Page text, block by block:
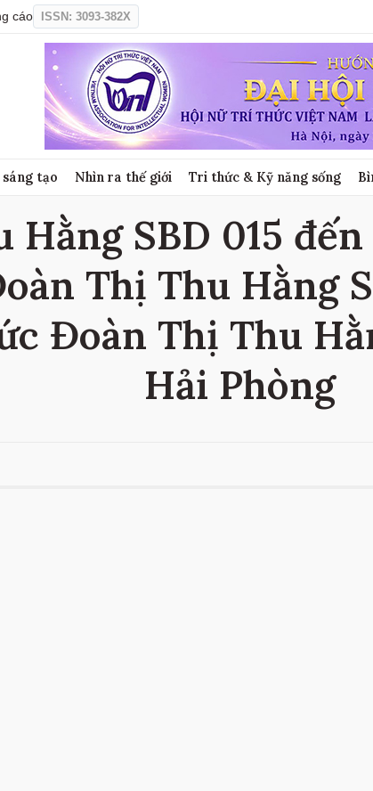
cáo ISSN: 3093-382X
tạo Nhìn ra thế giới Tri thức & Kỹ năng sống
SBD 015
Thị Thu Hằng
Đoàn Thị Thu
Hải Phòng